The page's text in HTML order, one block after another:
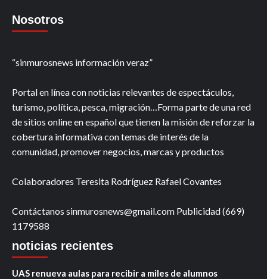
Nosotros
“sinmurosnews información veraz”
Portal en línea con noticias relevantes de espectáculos,
turismo, política, pesca, migración…Forma parte de una red
de sitios online en español que tienen la misión de reforzar la
cobertura informativa con temas de interés de la
comunidad, promover negocios, marcas y productos
Colaboradores Teresita Rodríguez Rafael Covantes
Contáctanos sinmurosnews@gmail.com Publicidad (669)
1179588
noticias recientes
UAS renueva aulas para recibir a miles de alumnos